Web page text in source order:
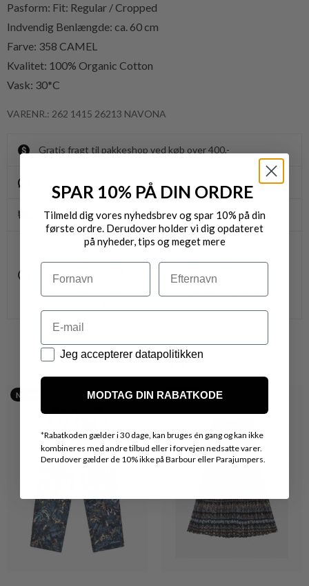
Pasform: Fit: Regular / Cropped
Indvendig Benlængde: ca. 60 cm
Farve: 358 CAMEL
Kvalitet: 100% Organic Cotton
Vask: 30*C
VARENR.: 262 1415 26213 NAVONA
Gratis fragt til pakkeshop ved køb over 400,-
Byt/Returnér i vores butikker
Levering 1-3 dage
Kontakt din nærmeste forretning for ydeligere info.
VARER FRA SAMME MÆRKE
Nyhed Nyhed
SPAR 10% PÅ DIN ORDRE
Tilmeld dig vores nyhedsbrev og spar 10% på din
første ordre. Derudover holder vi dig opdateret
på nyheder, tips og meget mere
Navn Efternavn
Email
Datapolitik
Jeg accepterer datapolitikken
MODTAG DIN RABATKODE
*Rabatkoden gælder i 30 dage, kan bruges én gang og kan ikke
kombineres med andre tilbud eller i forvejen nedsatte varer.
Derudover gælder de 10% ikke på Barbour eller Parajumpers.